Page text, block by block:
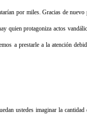
por miles. Gracias de
quien protagoniza actos
a prestarle a la atención
ustedes imaginar la